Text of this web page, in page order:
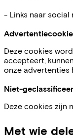
- Links naar social
Deze cookies
accepteert,
onze advertenties
Niet-
Deze cookies zijn
Met wie